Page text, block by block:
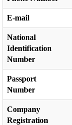
E-mail
National
Identification
Number
Passport
Number
Company
Registration